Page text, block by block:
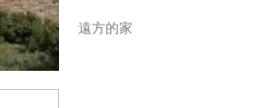
遠方的家